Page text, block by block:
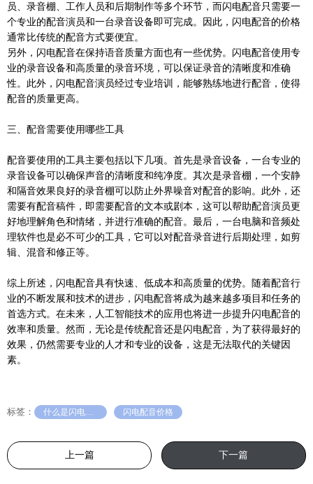
员、录音棚、工作人员和后期制作等多个环节，而闪电配音只需要一
个专业的配音演员和一台录音设备即可完成。因此，闪电配音的价格
通常比传统的配音方式要便宜。
另外，闪电配音在保持语音质量方面也有一些优势。闪电配音使用专
业的录音设备和高质量的录音环境，可以保证录音的清晰度和准确
性。此外，闪电配音演员经过专业培训，能够熟练地进行配音，使得
配音的质量更高。
三、配音需要使用哪些工具
配音要使用的工具主要包括以下几项。首先是录音设备，一台专业的
录音设备可以确保声音的清晰度和纯净度。其次是录音棚，一个安静
和隔音效果良好的录音棚可以防止外界噪音对配音的影响。此外，还
需要有配音稿件，即需要配音的文本或剧本，这可以帮助配音演员更
好地理解角色和情绪，并进行准确的配音。最后，一台电脑和音频处
理软件也是必不可少的工具，它可以对配音录音进行后期处理，如剪
辑、混音和修正等。
综上所述，闪电配音具有快速、低成本和高质量的优势。随着配音行
业的不断发展和技术的进步，闪电配音将成为越来越多项目和任务的
首选方式。在未来，人工智能技术的应用也将进一步提升闪电配音的
效率和质量。然而，无论是传统配音还是闪电配音，为了获得最好的
效果，仍然需要专业的人才和专业的设备，这是无法取代的关键因
素。
标签： 闪电配音价格
上一篇 下一篇